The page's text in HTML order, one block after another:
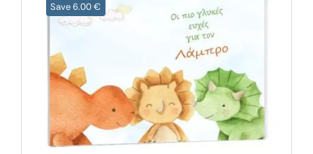
Save 6.00 €